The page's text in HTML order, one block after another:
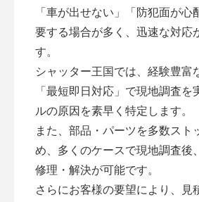
「車が出せない」「防犯面が心
要する場合が多く、迅速な対応
す。
シャッター王国では、経験豊富
「最短即日対応」で現地調査を
ルの原因を素早く特定します。
また、部品・パーツを多数スト
め、多くのケースで現地調査後
修理・解決が可能です。
さらにお客様の要望により、見